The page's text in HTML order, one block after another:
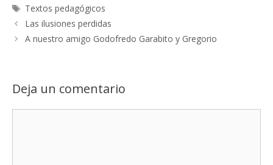
Etiquetas
Textos pedagógicos
Las ilusiones perdidas
A nuestro amigo Godofredo Garabito y Gregorio
Deja un comentario